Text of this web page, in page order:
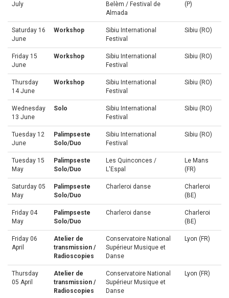
July
Belèm / Festival de
Almada
(P)
Saturday 16
June
Workshop
Sibiu International
Festival
Sibiu (RO)
Friday 15
June
Workshop
Sibiu International
Festival
Sibiu (RO)
Thursday
14 June
Workshop
Sibiu International
Festival
Sibiu (RO)
Wednesday
13 June
Solo
Sibiu International
Festival
Sibiu (RO)
Tuesday 12
June
Palimpseste
Solo/Duo
Sibiu International
Festival
Sibiu (RO)
Tuesday 15
May
Palimpseste
Solo/Duo
Les Quinconces /
L'Espal
Le Mans
(FR)
Saturday 05
May
Palimpseste
Solo/Duo
Charleroi danse
Charleroi
(BE)
Friday 04
May
Palimpseste
Solo/Duo
Charleroi danse
Charleroi
(BE)
Friday 06
April
Atelier de
transmission /
Radioscopies
Conservatoire National
Supérieur Musique et
Danse
Lyon (FR)
Thursday
05 April
Atelier de
transmission /
Radioscopies
Conservatoire National
Supérieur Musique et
Danse
Lyon (FR)